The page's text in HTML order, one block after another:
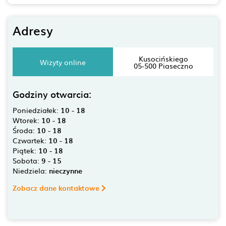
Adresy
Wizyty online Kusocińskiego
05-500 Piaseczno
Godziny otwarcia:
Poniedziałek: 10 - 18
Wtorek: 10 - 18
Środa: 10 - 18
Czwartek: 10 - 18
Piątek: 10 - 18
Sobota: 9 - 15
Niedziela: nieczynne
Zobacz dane kontaktowe